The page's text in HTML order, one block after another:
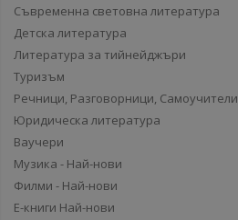
Съвременна световна литература
Детска литература
Литература за тийнейджъри
Туризъм
Речници, Разговорници, Самоучители
Юридическа литература
Ваучери
Музика - Най-нови
Филми - Най-нови
Е-книги Най-нови